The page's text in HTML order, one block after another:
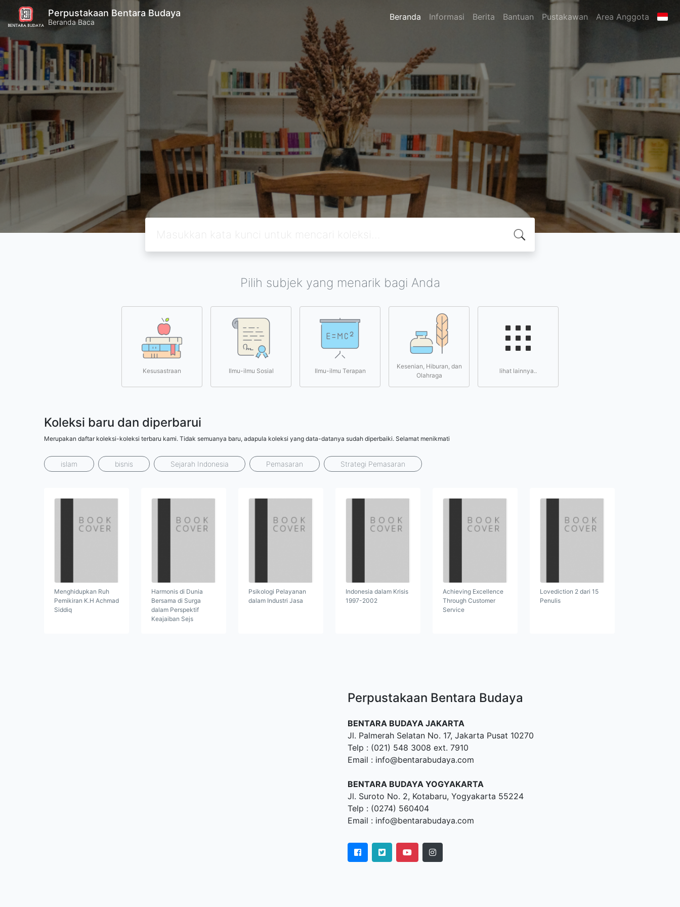
Perpustakaan Bentara Budaya
Beranda Baca Beranda Informasi Berita Bantuan Pustakawan Area Anggota
Pilih subjek yang menarik bagi Anda
Kesusastraan Ilmu-ilmu Sosial Ilmu-ilmu Terapan
Kesenian, Hiburan, dan
Olahraga
lihat lainnya..
Koleksi baru dan diperbarui
Merupakan daftar koleksi-koleksi terbaru kami. Tidak semuanya baru, adapula koleksi yang data-datanya sudah diperbaiki. Selamat menikmati
islam bisnis Sejarah Indonesia Pemasaran Strategi Pemasaran
Menghidupkan Ruh
Pemikiran K.H Achmad
Siddiq
Harmonis di Dunia
Bersama di Surga
dalam Perspektif
Keajaiban Sejs
Psikologi Pelayanan
dalam Industri Jasa
Indonesia dalam Krisis
1997-2002
Achieving Excellence
Through Customer
Service
Lovediction 2 dari 15
Penulis
Perpustakaan Bentara Budaya
BENTARA BUDAYA JAKARTA
Jl. Palmerah Selatan No. 17, Jakarta Pusat 10270
Telp : (021) 548 3008 ext. 7910
Email : info@bentarabudaya.com
BENTARA BUDAYA YOGYAKARTA
Jl. Suroto No. 2, Kotabaru, Yogyakarta 55224
Telp : (0274) 560404
Email : info@bentarabudaya.com